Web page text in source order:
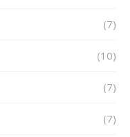
(7)
(10)
(7)
(7)